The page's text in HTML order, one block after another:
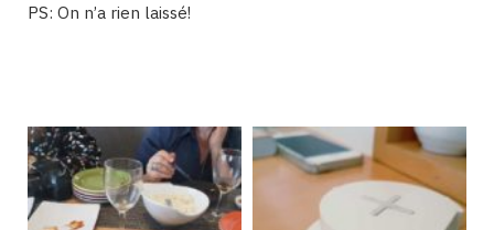
PS: On n’a rien laissé!